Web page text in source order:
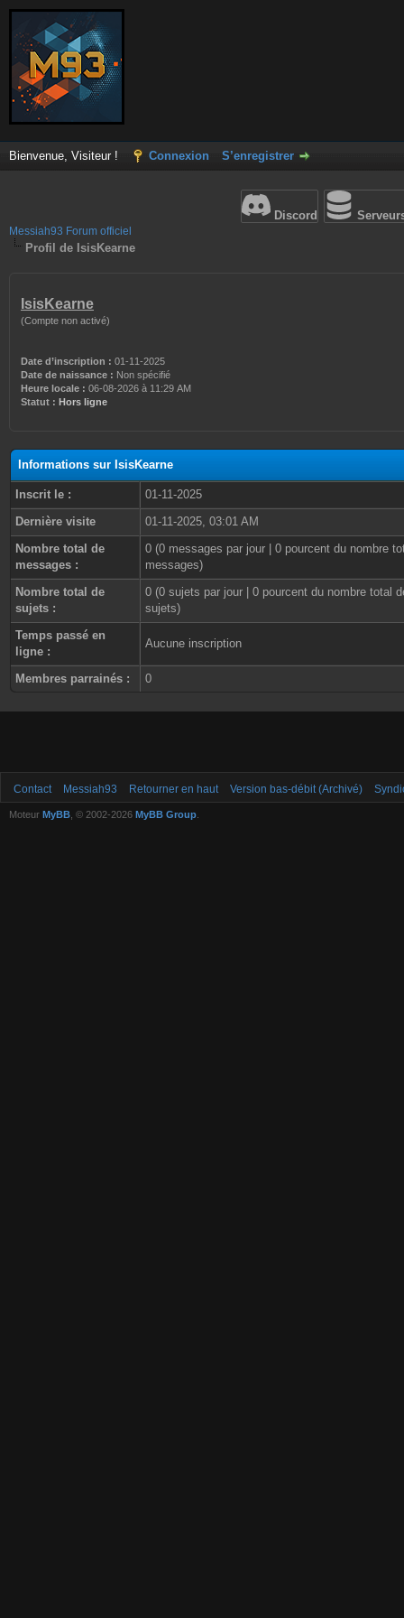
Bienvenue, Visiteur ! Connexion S’enregistrer
Discord
Messiah93 Forum officiel
Profil de IsisKearne
IsisKearne
(Compte non activé)
Date d’inscription : 01-11-2025
Date de naissance : Non spécifié
Heure locale : 06-08-2026 à 11:29 AM
Statut : Hors ligne
Informations sur IsisKearne
Inscrit le :
01-11-2025
Dernière visite
01-11-2025, 03:01 AM
Nombre total de
messages :
0 (0 messages par jour | 0 pourcent du nombre
messages)
Nombre total de
sujets :
0 (0 sujets par jour | 0 pourcent du nombre total
sujets)
Temps passé en
ligne :
Aucune inscription
Membres parrainés : 0
Contact Messiah93 Retourner en haut Version bas-débit (Archivé)
Moteur MyBB , © 2002-2026 MyBB Group